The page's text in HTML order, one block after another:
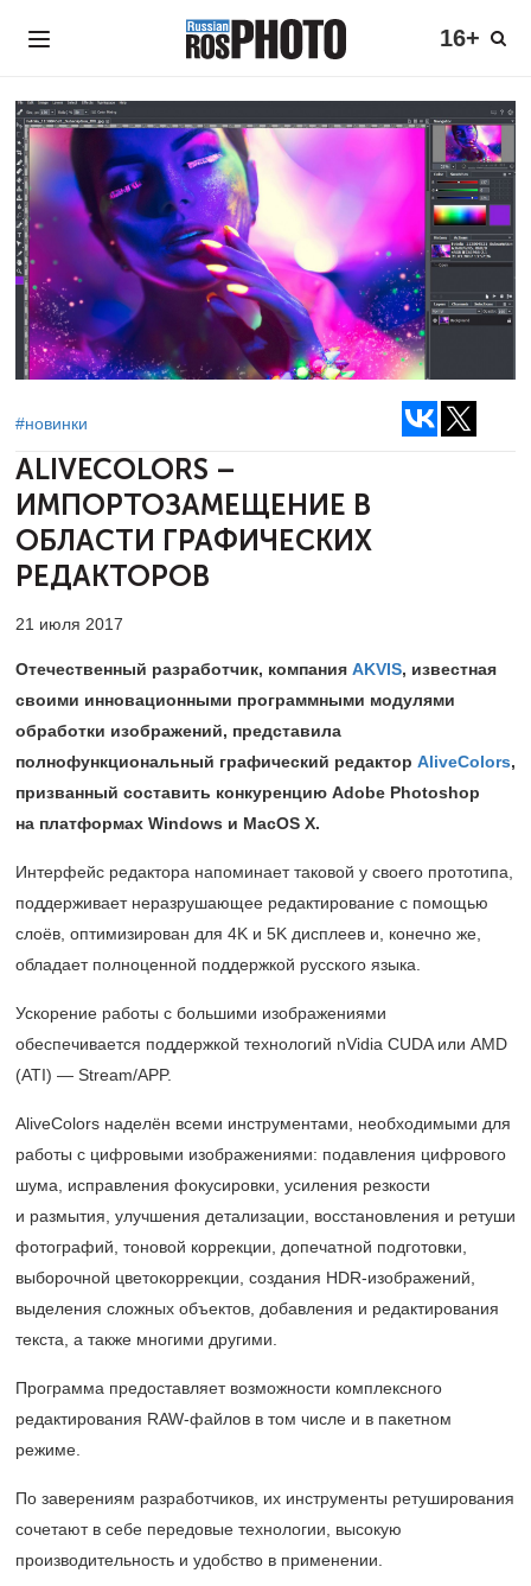
16+
#новинки
ALIVECOLORS –
ИМПОРТОЗАМЕЩЕНИЕ В
ОБЛАСТИ ГРАФИЧЕСКИХ
РЕДАКТОРОВ
21 июля 2017
Отечественный разработчик, компания AKVIS, известная
своими инновационными программными модулями
обработки изображений, представила
полнофункциональный графический редактор AliveColors,
призванный составить конкуренцию Adobe Photoshop
на платформах Windows и MacOS X.
Интерфейс редактора напоминает таковой у своего прототипа,
поддерживает неразрушающее редактирование с помощью
слоёв, оптимизирован для 4K и 5K дисплеев и, конечно же,
обладает полноценной поддержкой русского языка.
Ускорение работы с большими изображениями
обеспечивается поддержкой технологий nVidia CUDA или AMD
(ATI) — Stream/APP.
AliveColors наделён всеми инструментами, необходимыми для
работы с цифровыми изображениями: подавления цифрового
шума, исправления фокусировки, усиления резкости
и размытия, улучшения детализации, восстановления и ретуши
фотографий, тоновой коррекции, допечатной подготовки,
выборочной цветокоррекции, создания HDR-изображений,
выделения сложных объектов, добавления и редактирования
текста, а также многими другими.
Программа предоставляет возможности комплексного
редактирования RAW-файлов в том числе и в пакетном
режиме.
По заверениям разработчиков, их инструменты ретуширования
сочетают в себе передовые технологии, высокую
производительность и удобство в применении.